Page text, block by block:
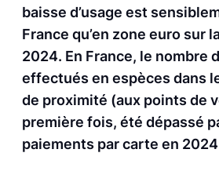
baisse d’usage est
France qu’en zone euro sur
2024. En France, le nombre
effectués en espèces dans
de proximité (aux points de
première fois, été dépassé
paiements par carte en